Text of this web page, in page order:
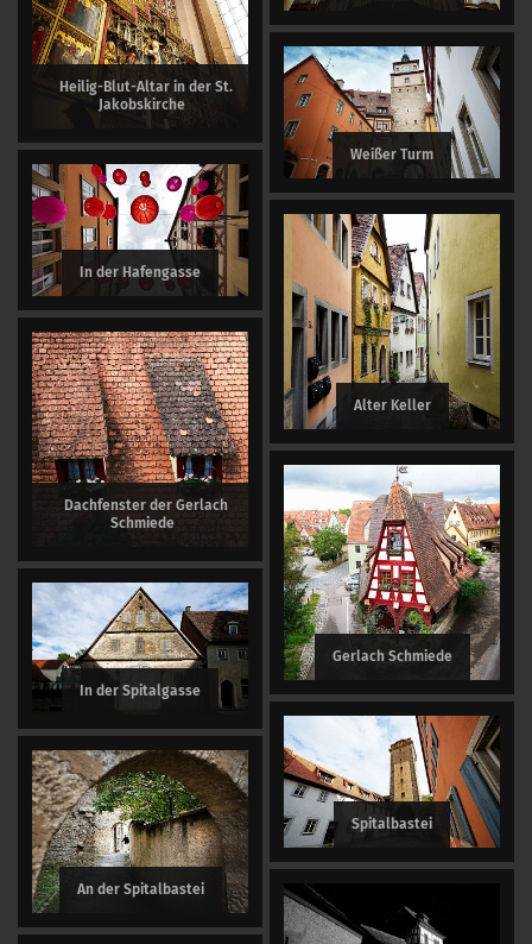
Heilig-Blut-Altar in der St.
Jakobskirche
Weißer Turm
In der Hafengasse
Alter Keller
Dachfenster der Gerlach
Schmiede
Gerlach Schmiede
In der Spitalgasse
Spitalbastei
An der Spitalbastei